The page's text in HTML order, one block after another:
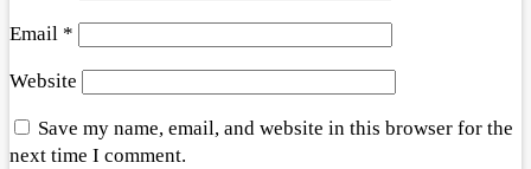
Email *
Website
Save my name, email, and website in this browser for the
next time I comment.